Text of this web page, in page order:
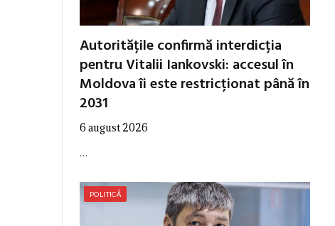
Autoritățile confirmă interdicția
pentru Vitalii Iankovski: accesul în
Moldova îi este restricționat până în
2031
6 august 2026
…
POLITICĂ